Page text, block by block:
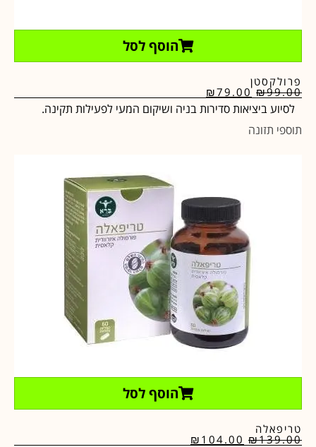
הוסף לסל
פרולקסטן
₪99.00
₪79.00
לסיוע ביציאות סדירות בניה ושיקום המעי לפעילות תקינה.
תוספי תזונה
הוסף לסל
טריפאלה
₪139.00
₪ 104.00